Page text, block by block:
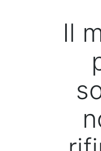
Il